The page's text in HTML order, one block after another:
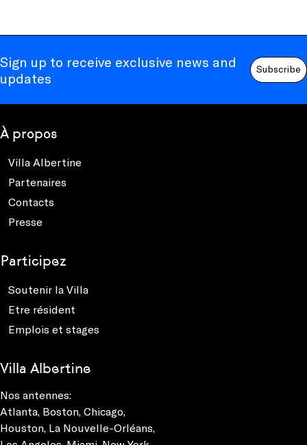
Sign up to receive exclusive news and
updates
Subscribe
À propos
Villa Albertine
Partenaires
Contacts
Presse
Participez
Soutenir la Villa
Etre résident
Emplois et stages
Villa Albertine
Nos antennes:
Atlanta, Boston, Chicago,
Houston, La Nouvelle-Orléans,